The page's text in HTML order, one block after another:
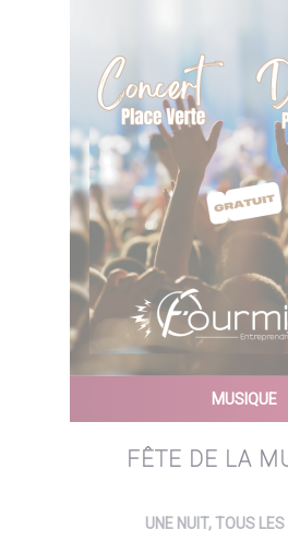
MUSIQUE
FÊTE DE LA
UNE NUIT, TOUS